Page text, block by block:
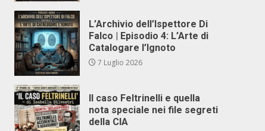
L’Archivio dell’Ispettore Di
Falco | Episodio 4: L’Arte di
Catalogare l’Ignoto
7 Luglio 2026
Il caso Feltrinelli e quella
nota speciale nei file segreti
della CIA